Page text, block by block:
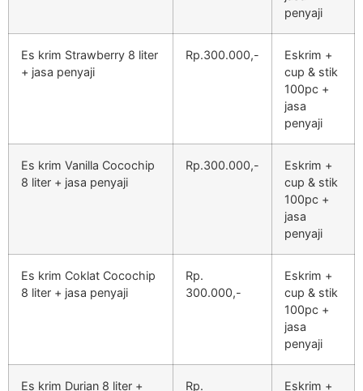
penyaji
Es krim Strawberry 8 liter
+ jasa penyaji
Rp.300.000,-
Eskrim +
cup & stik
100pc +
jasa
penyaji
Es krim Vanilla Cocochip
8 liter + jasa penyaji
Rp.300.000,-
Eskrim +
cup & stik
100pc +
jasa
penyaji
Es krim Coklat Cocochip
8 liter + jasa penyaji
Rp.
300.000,-
Eskrim +
cup & stik
100pc +
jasa
penyaji
Es krim Durian 8 liter +
Rp.
Eskrim +